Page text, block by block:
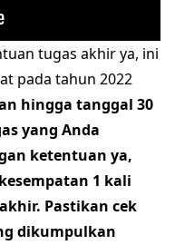
tugas akhir ya, ini
pada tahun 2022
hingga tanggal 30
yang Anda
ketentuan ya,
1 kali
Pastikan cek
dikumpulkan